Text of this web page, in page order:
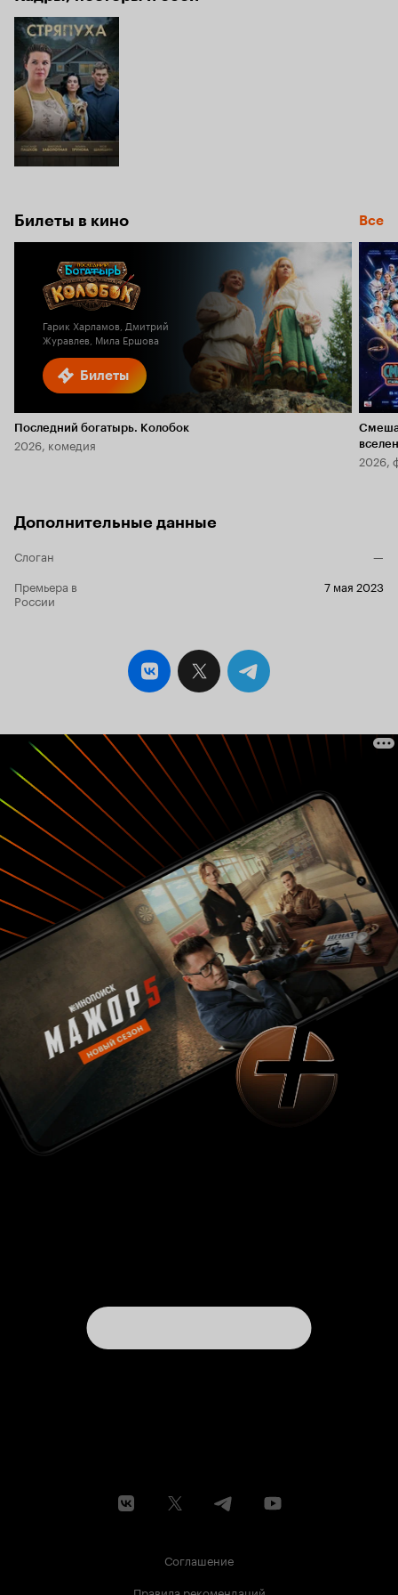
Билеты в кино Все
Билеты
Гарик Харламов, Дмитрий
Журавлев, Мила Ершова
Последний богатырь. Колобок
2026, комедия
2026,
Дополнительные данные
Слоган
—
Премьера в
России
7 мая 2023
Соглашение
Правила рекомендаций